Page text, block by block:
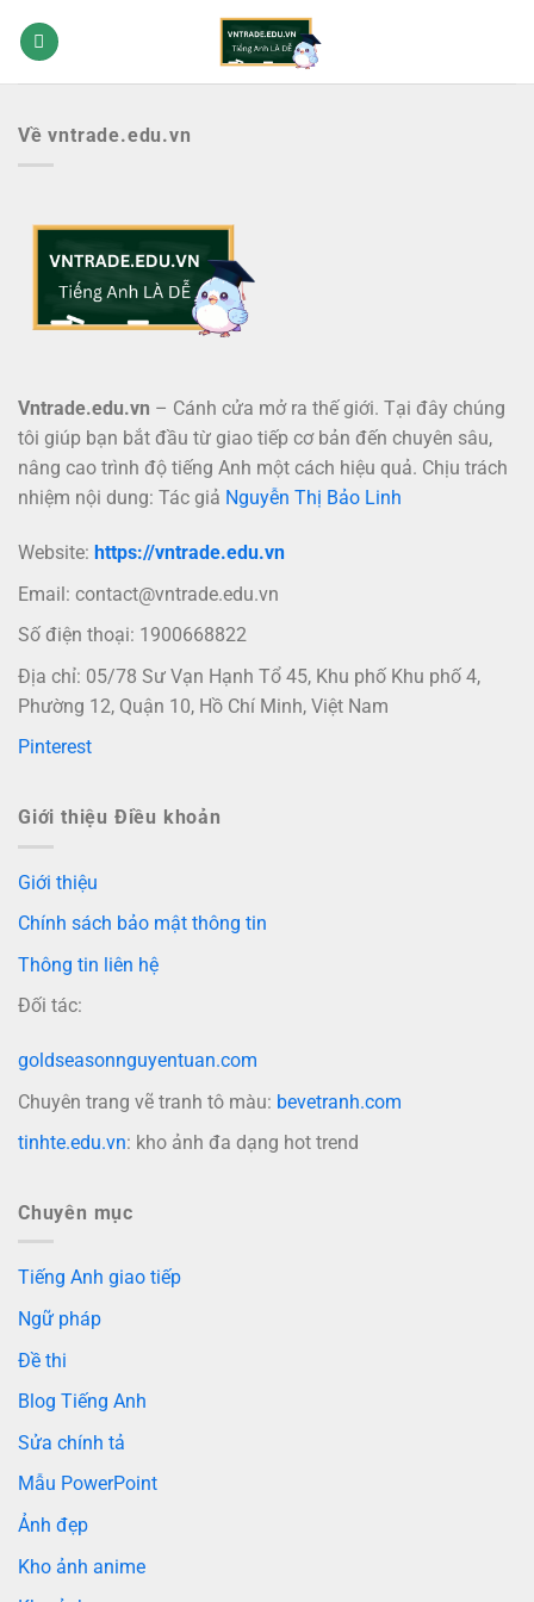
qua
Về vntrade.edu.vn
Vntrade.edu.vn – Cánh cửa mở ra thế giới. Tại đây chúng
tôi giúp bạn bắt đầu từ giao tiếp cơ bản đến chuyên sâu,
nâng cao trình độ tiếng Anh một cách hiệu quả. Chịu trách
nhiệm nội dung: Tác giả Nguyễn Thị Bảo Linh
Website: https://vntrade.edu.vn
Email: contact@vntrade.edu.vn
Số điện thoại: 1900668822
Địa chỉ: 05/78 Sư Vạn Hạnh Tổ 45, Khu phố Khu phố 4,
Phường 12, Quận 10, Hồ Chí Minh, Việt Nam
Pinterest
Giới thiệu Điều khoản
Giới thiệu
Chính sách bảo mật thông tin
Thông tin liên hệ
Đối tác:
goldseasonnguyentuan.com
Chuyên trang vẽ tranh tô màu: bevetranh.com
tinhte.edu.vn: kho ảnh đa dạng hot trend
Chuyên mục
Tiếng Anh giao tiếp
Ngữ pháp
Đề thi
Blog Tiếng Anh
Sửa chính tả
Mẫu PowerPoint
Ảnh đẹp
Kho ảnh anime